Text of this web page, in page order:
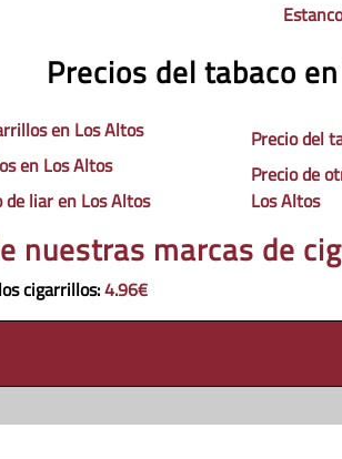
Precios del tabaco
en Los Altos
en Los Altos
de liar en Los Altos
Precio del
Precio de
Los Altos
nuestras marcas de
cigarrillos:4.96€